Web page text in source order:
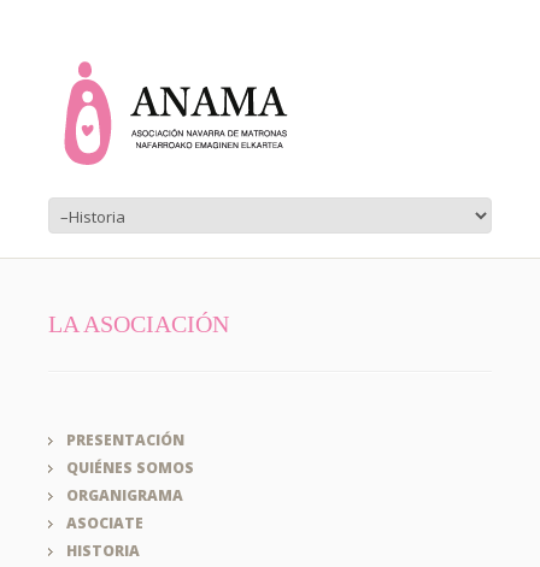
LA ASOCIACIÓN
PRESENTACIÓN
QUIÉNES SOMOS
ORGANIGRAMA
ASOCIATE
HISTORIA